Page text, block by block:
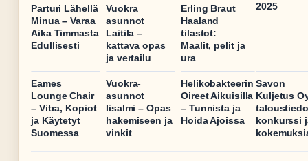
Parturi Lähellä
Minua – Varaa
Aika Timmasta
Edullisesti
Vuokra
asunnot
Laitila –
kattava opas
ja vertailu
Erling Braut
Haaland
tilastot:
Maalit, pelit ja
ura
2025
Eames
Lounge Chair
– Vitra, Kopiot
ja Käytetyt
Suomessa
Vuokra-
asunnot
Iisalmi – Opas
hakemiseen ja
vinkit
Helikobakteerin
Oireet Aikuisilla
– Tunnista ja
Hoida Ajoissa
Savon
Kuljetus
konkurssi